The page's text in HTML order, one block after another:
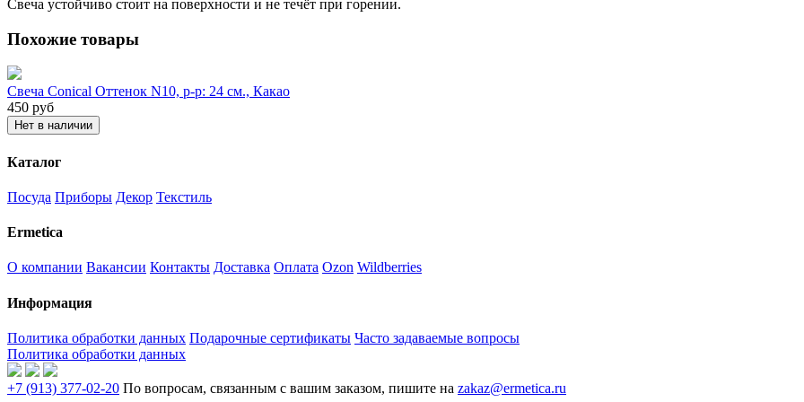
Свеча устойчиво стоит на поверхности и не течёт при горении.
Похожие товары
Свеча Conical Оттенок N10, р-р: 24 см., Какао
450 руб
Нет в наличии
Каталог
Посуда Приборы Декор Текстиль
Ermetica
О компании Вакансии Контакты Доставка Оплата Ozon Wildberries
Информация
Политика обработки данных Подарочные сертификаты Часто задаваемые вопросы
Политика обработки данных
+7 (913) 377-02-20 По вопросам, связанным с вашим заказом, пишите на zakaz@ermetica.ru